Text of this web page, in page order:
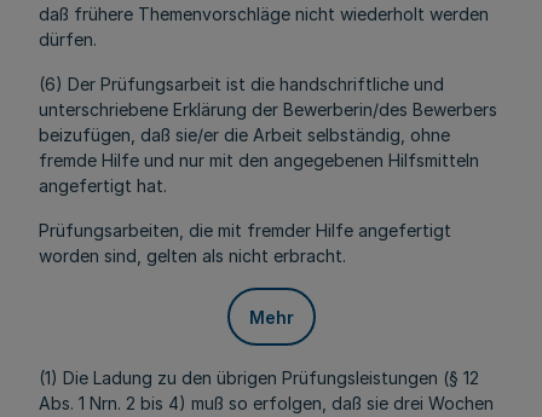
daß frühere Themenvorschläge nicht wiederholt werden
dürfen.
(6) Der Prüfungsarbeit ist die handschriftliche und
unterschriebene Erklärung der Bewerberin/des Bewerbers
beizufügen, daß sie/er die Arbeit selbständig, ohne
fremde Hilfe und nur mit den angegebenen Hilfsmitteln
angefertigt hat.
Prüfungsarbeiten, die mit fremder Hilfe angefertigt
worden sind, gelten als nicht erbracht.
Mehr
(1) Die Ladung zu den übrigen Prüfungsleistungen (§ 12
Abs. 1 Nrn. 2 bis 4) muß so erfolgen, daß sie drei Wochen